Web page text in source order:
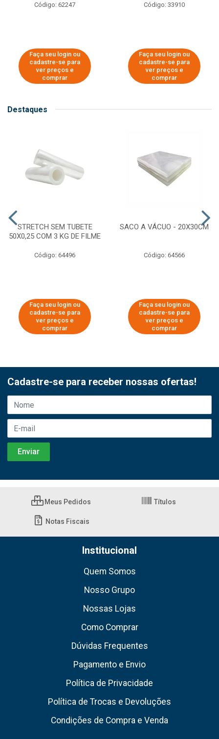
Código: 62247
Faça seu login ou
cadastre-se para
ver preços e
comprar
Código: 33910
Faça seu login ou
cadastre-se para
ver preços e
comprar
Destaques
STRETCH SEM TUBETE
50X0,25 COM 3 KG DE FILME
Código: 64496
Faça seu login ou
cadastre-se para
ver preços e
comprar
SACO A VÁCUO - 20X30CM
Código: 64566
Faça seu login ou
cadastre-se para
ver preços e
comprar
Cadastre-se para receber nossas ofertas!
Meus Pedidos Títulos
Notas Fiscais
Institucional
Quem Somos
Nosso Grupo
Nossas Lojas
Como Comprar
Dúvidas Frequentes
Pagamento e Envio
Política de Privacidade
Política de Trocas e Devoluções
Condições de Compra e Venda